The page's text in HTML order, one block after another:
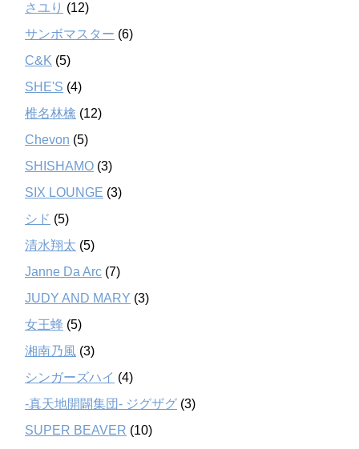
さユり (12)
サンボマスター (6)
C&K (5)
SHE'S (4)
椎名林檎 (12)
Chevon (5)
SHISHAMO (3)
SIX LOUNGE (3)
シド (5)
清水翔太 (5)
Janne Da Arc (7)
JUDY AND MARY (3)
女王蜂 (5)
湘南乃風 (3)
シンガーズハイ (4)
-真天地開闢集団- ジグザグ (3)
SUPER BEAVER (10)